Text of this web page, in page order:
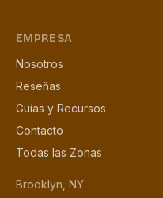
EMPRESA
Nosotros
Reseñas
Guías y Recursos
Contacto
Todas las Zonas
Brooklyn, NY